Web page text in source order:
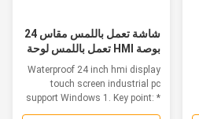
شاشة تعمل باللمس مقاس 24
بوصة HMI تعمل باللمس لوحة
صناعية للكمبيوتر الشخصي
تدعم Windows
Waterproof 24 inch hmi display
touch screen industrial pc
support Windows 1. Key point: *
23.8'...